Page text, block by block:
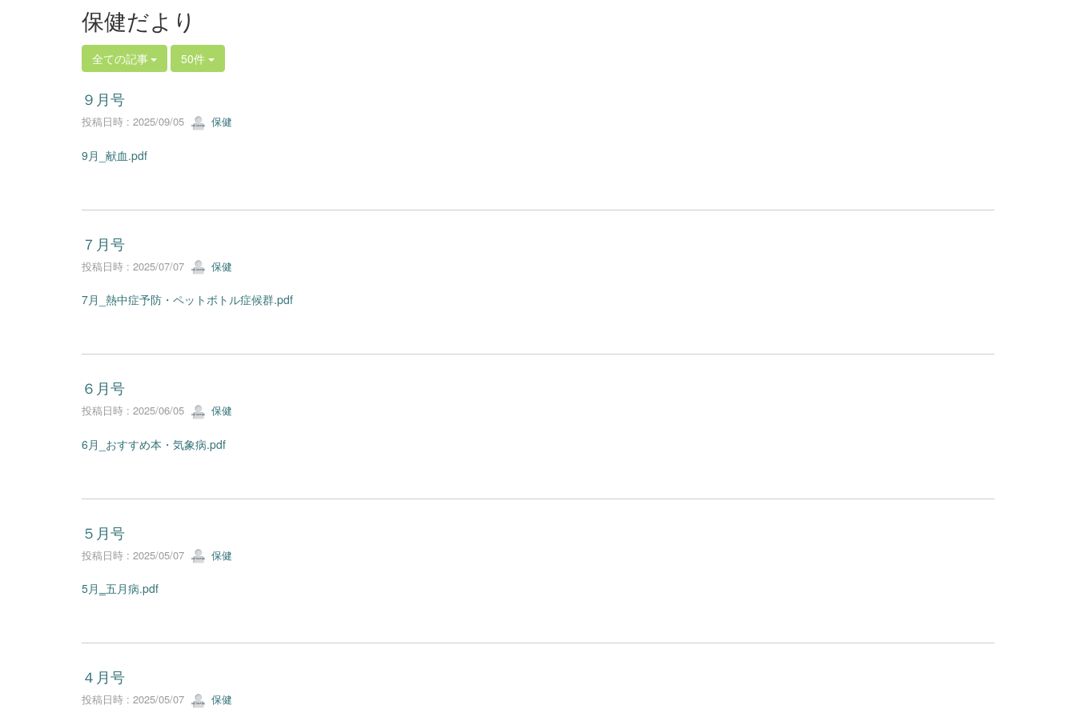
保健だより
全ての記事 50件
９月号
投稿日時 : 2025/09/05 保健
9月_献血.pdf
７月号
投稿日時 : 2025/07/07 保健
7月_熱中症予防・ペットボトル症候群.pdf
６月号
投稿日時 : 2025/06/05 保健
6月_おすすめ本・気象病.pdf
５月号
投稿日時 : 2025/05/07 保健
5月‗五月病.pdf
４月号
投稿日時 : 2025/05/07 保健